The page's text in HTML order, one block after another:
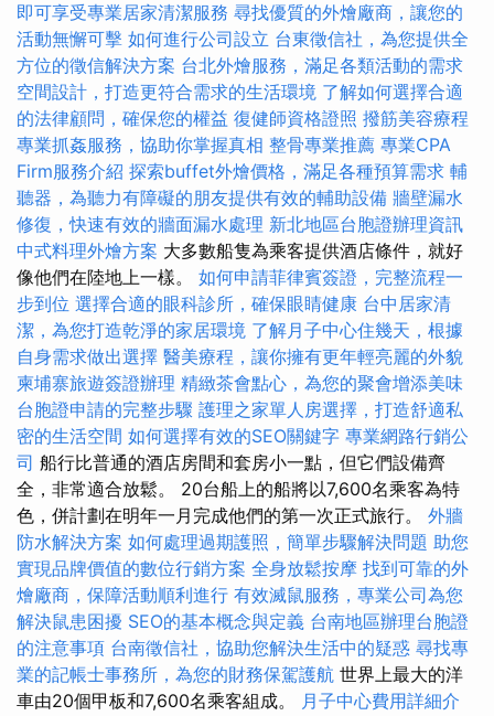
即可享受專業居家清潔服務 尋找優質的外燴廠商，讓您的
活動無懈可擊 如何進行公司設立 台東徵信社，為您提供全
方位的徵信解決方案 台北外燴服務，滿足各類活動的需求
空間設計，打造更符合需求的生活環境 了解如何選擇合適
的法律顧問，確保您的權益 復健師資格證照 撥筋美容療程
專業抓姦服務，協助你掌握真相 整骨專業推薦 專業CPA
Firm服務介紹 探索buffet外燴價格，滿足各種預算需求 輔
聽器，為聽力有障礙的朋友提供有效的輔助設備 牆壁漏水
修復，快速有效的牆面漏水處理 新北地區台胞證辦理資訊
中式料理外燴方案 大多數船隻為乘客提供酒店條件，就好
像他們在陸地上一樣。 如何申請菲律賓簽證，完整流程一
步到位 選擇合適的眼科診所，確保眼睛健康 台中居家清
潔，為您打造乾淨的家居環境 了解月子中心住幾天，根據
自身需求做出選擇 醫美療程，讓你擁有更年輕亮麗的外貌
柬埔寨旅遊簽證辦理 精緻茶會點心，為您的聚會增添美味
台胞證申請的完整步驟 護理之家單人房選擇，打造舒適私
密的生活空間 如何選擇有效的SEO關鍵字 專業網路行銷公
司 船行比普通的酒店房間和套房小一點，但它們設備齊
全，非常適合放鬆。 20台船上的船將以7,600名乘客為特
色，併計劃在明年一月完成他們的第一次正式旅行。 外牆
防水解決方案 如何處理過期護照，簡單步驟解決問題 助您
實現品牌價值的數位行銷方案 全身放鬆按摩 找到可靠的外
燴廠商，保障活動順利進行 有效滅鼠服務，專業公司為您
解決鼠患困擾 SEO的基本概念與定義 台南地區辦理台胞證
的注意事項 台南徵信社，協助您解決生活中的疑惑 尋找專
業的記帳士事務所，為您的財務保駕護航 世界上最大的洋
車由20個甲板和7,600名乘客組成。 月子中心費用詳細介